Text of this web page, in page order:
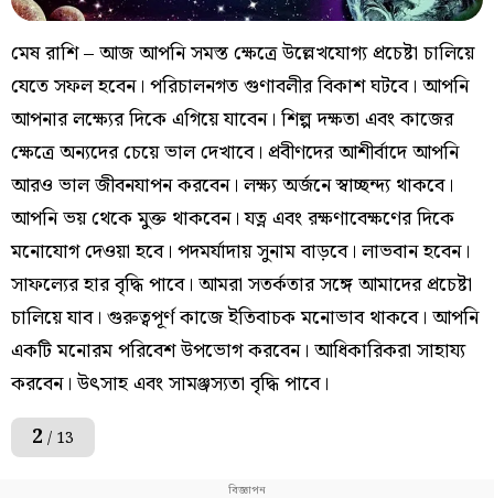
মেষ রাশি – আজ আপনি সমস্ত ক্ষেত্রে উল্লেখযোগ্য প্রচেষ্টা চালিয়ে
যেতে সফল হবেন। পরিচালনগত গুণাবলীর বিকাশ ঘটবে। আপনি
আপনার লক্ষ্যের দিকে এগিয়ে যাবেন। শিল্প দক্ষতা এবং কাজের
ক্ষেত্রে অন্যদের চেয়ে ভাল দেখাবে। প্রবীণদের আশীর্বাদে আপনি
আরও ভাল জীবনযাপন করবেন। লক্ষ্য অর্জনে স্বাচ্ছন্দ্য থাকবে।
আপনি ভয় থেকে মুক্ত থাকবেন। যত্ন এবং রক্ষণাবেক্ষণের দিকে
মনোযোগ দেওয়া হবে। পদমর্যাদায় সুনাম বাড়বে। লাভবান হবেন।
সাফল্যের হার বৃদ্ধি পাবে। আমরা সতর্কতার সঙ্গে আমাদের প্রচেষ্টা
চালিয়ে যাব। গুরুত্বপূর্ণ কাজে ইতিবাচক মনোভাব থাকবে। আপনি
একটি মনোরম পরিবেশ উপভোগ করবেন। আধিকারিকরা সাহায্য
করবেন। উৎসাহ এবং সামঞ্জস্যতা বৃদ্ধি পাবে।
2 / 13